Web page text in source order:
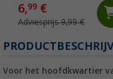
6,99 €
Adviesprijs 9,99 €
Voor het hoofdkwartier